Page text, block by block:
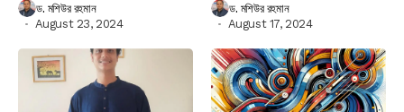
ড. মশিউর রহমান
August 23, 2024
ড. মশিউর রহমান
August 17, 2024